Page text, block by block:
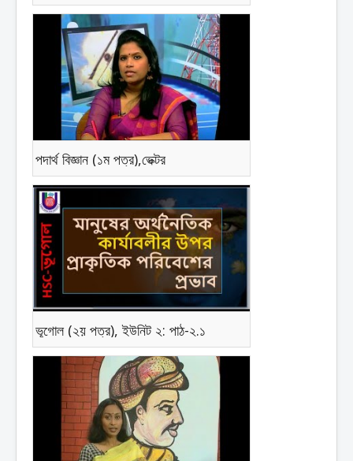
পদার্থ বিজ্ঞান (১ম পত্র),ভেক্টর
ভূগোল (২য় পত্র), ইউনিট ২: পাঠ-২.১